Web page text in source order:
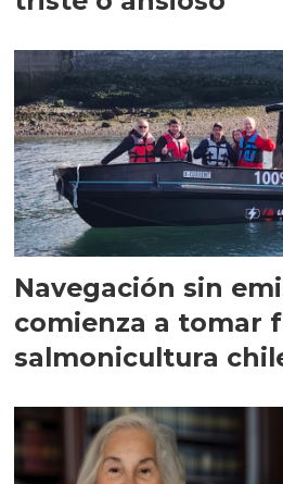
Navegación sin
comienza a tomar
salmonicultura